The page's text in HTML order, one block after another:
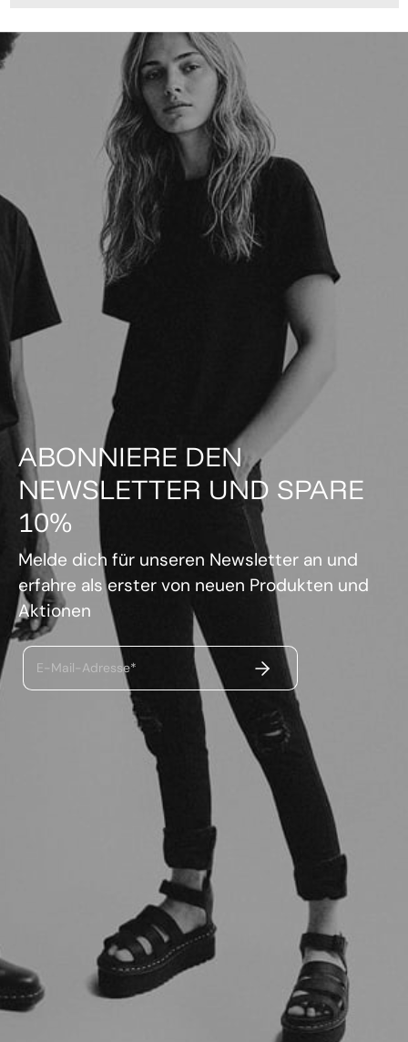
ABONNIERE DEN
NEWSLETTER UND SPARE
10%
Melde dich für unseren Newsletter an und
erfahre als erster von neuen Produkten und
Aktionen
E-Mail-Adresse* ABSENDEN